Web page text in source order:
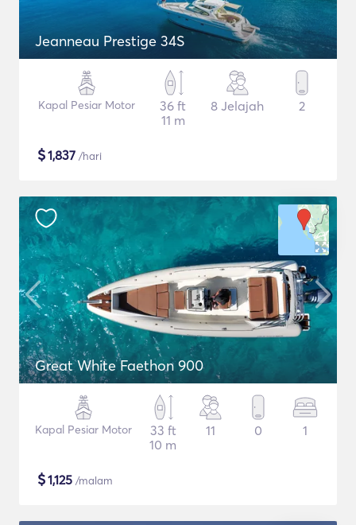
Jeanneau Prestige 34S
Kapal Pesiar Motor
36 ft
11 m
8 Jelajah 2
$1,837 /hari
Great White Faethon 900
Kapal Pesiar Motor
33 ft
10 m
11 0 1
$1,125 /malam